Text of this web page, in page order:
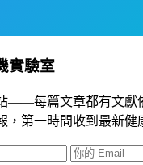
實驗室
——每篇文章都有文獻
，第一時間收到最新健